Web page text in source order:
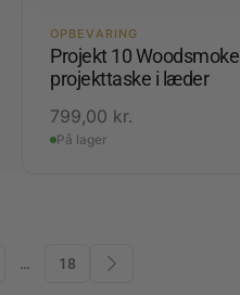
OPBEVARING
Projekt 10 Woodsmoke
projekttaske i læder
799,00 kr.
På lager
… 18